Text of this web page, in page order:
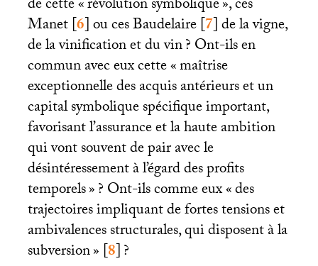
de cette «révolution symbolique», ces
Manet[6]ou ces Baudelaire[7]de la vigne,
de la vinification et du vin? Ont-ils en
commun avec eux cette «maîtrise
exceptionnelle des acquis antérieurs et un
capital symbolique spécifique important,
favorisant l’assurance et la haute ambition
qui vont souvent de pair avec le
désintéressement à l’égard des profits
temporels»? Ont-ils comme eux «des
trajectoires impliquant de fortes tensions et
ambivalences structurales, qui disposent à la
subversion»[8]?